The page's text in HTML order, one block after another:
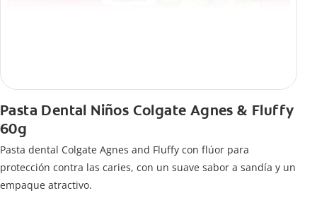
Pasta Dental Niños Colgate Agnes & Fluffy
60g
Pasta dental Colgate Agnes and Fluffy con flúor para
protección contra las caries, con un suave sabor a sandía y un
empaque atractivo.